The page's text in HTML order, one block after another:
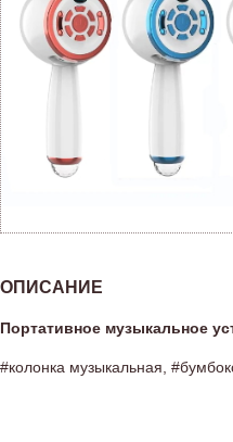
ОПИСАНИЕ
Портативное музыкальное
#колонка музыкальная,